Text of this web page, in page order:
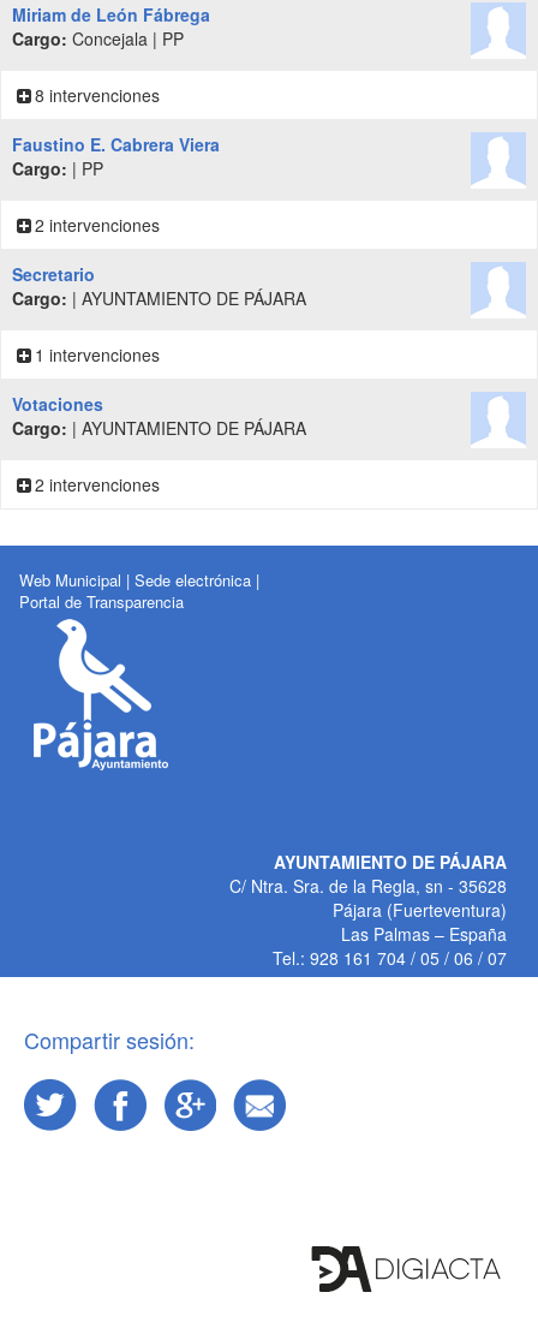
Miriam de León Fábrega
Cargo: Concejala | PP
8 intervenciones
Faustino E. Cabrera Viera
Cargo: | PP
2 intervenciones
Secretario
Cargo: | AYUNTAMIENTO DE PÁJARA
1 intervenciones
Votaciones
Cargo: | AYUNTAMIENTO DE PÁJARA
2 intervenciones
Web Municipal | Sede electrónica |
Portal de Transparencia
AYUNTAMIENTO DE PÁJARA
C/ Ntra. Sra. de la Regla, sn - 35628
Pájara (Fuerteventura)
Las Palmas – España
Tel.: 928 161 704 / 05 / 06 / 07
Compartir sesión: